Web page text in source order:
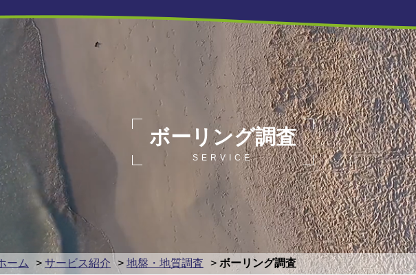
ボーリング調査
SERVICE
ーム > サービス紹介 > 地盤・地質調査 > ボーリング調査